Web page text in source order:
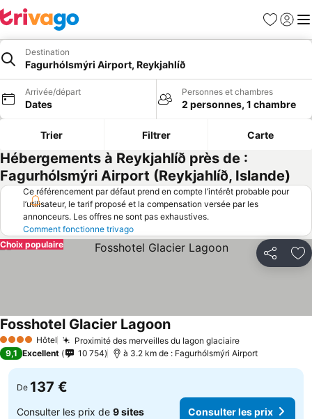
Favoris
Se
Destination
Fagurhólsmýri Airport, Reykjahlíð
Arrivée/départ
Dates
Personnes et chambres
2 personnes, 1 chambre
Trier Filtrer Carte
Hébergements à Reykjahlíð près de :
Fagurhólsmýri Airport (Reykjahlíð, Islande)
Ce référencement par défaut prend en compte l’intérêt probable pour
l’utilisateur, le tarif proposé et la compensation versée par les
annonceurs. Les offres ne sont pas exhaustives.
Comment fonctionne trivago
Partager
Choix populaire
4 Étoiles Hôtel Proximité des merveilles du lagon glaciaireConsulter les
Fosshotel Glacier LagoonConsulter les prix
9,1 Excellent 10 754 à 3.2 km de : Fagurhólsmýri Airport
De 137 €
Consulter les prix de 9 sites Consulter les prix